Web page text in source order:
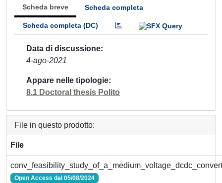
Scheda breve Scheda completa
Scheda completa (DC)
Data di discussione
4-ago-2021
Appare nelle tipologie
8.1 Doctoral thesis Polito
File in questo prodotto:
File
Open Access dal 05/08/2024